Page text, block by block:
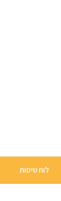
לוח טיסות